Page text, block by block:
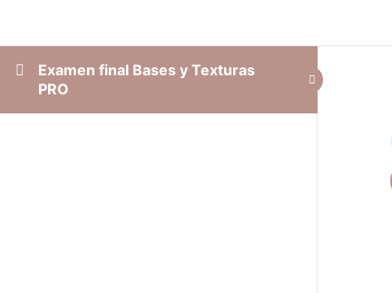
Examen final Bases y Texturas
PRO